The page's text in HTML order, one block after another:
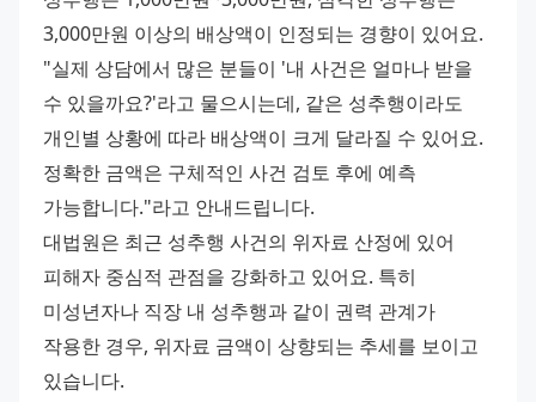
3,000만원 이상의 배상액이 인정되는 경향이 있어요.
"실제 상담에서 많은 분들이 '내 사건은 얼마나 받을
수 있을까요?'라고 물으시는데, 같은 성추행이라도
개인별 상황에 따라 배상액이 크게 달라질 수 있어요.
정확한 금액은 구체적인 사건 검토 후에 예측
가능합니다."라고 안내드립니다.
대법원은 최근 성추행 사건의 위자료 산정에 있어
피해자 중심적 관점을 강화하고 있어요. 특히
미성년자나 직장 내 성추행과 같이 권력 관계가
작용한 경우, 위자료 금액이 상향되는 추세를 보이고
있습니다.